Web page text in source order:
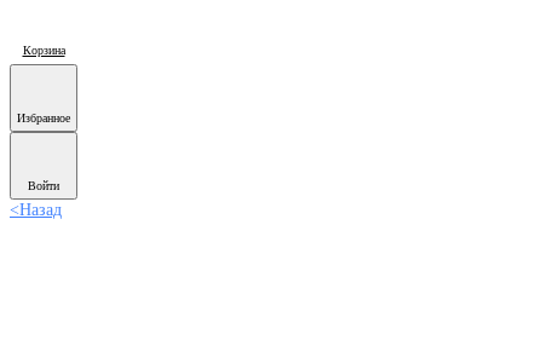
Корзина
Избранное
Войти
<Назад